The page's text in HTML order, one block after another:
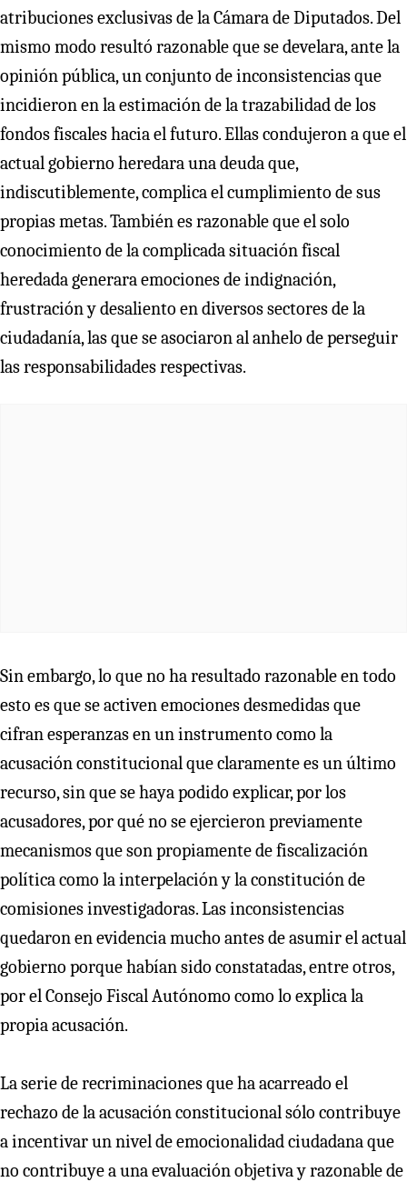
atribuciones exclusivas de la Cámara de Diputados. Del
mismo modo resultó razonable que se develara, ante la
opinión pública, un conjunto de inconsistencias que
incidieron en la estimación de la trazabilidad de los
fondos fiscales hacia el futuro. Ellas condujeron a que el
actual gobierno heredara una deuda que,
indiscutiblemente, complica el cumplimiento de sus
propias metas. También es razonable que el solo
conocimiento de la complicada situación fiscal
heredada generara emociones de indignación,
frustración y desaliento en diversos sectores de la
ciudadanía, las que se asociaron al anhelo de perseguir
las responsabilidades respectivas.
Sin embargo, lo que no ha resultado razonable en todo
esto es que se activen emociones desmedidas que
cifran esperanzas en un instrumento como la
acusación constitucional que claramente es un último
recurso, sin que se haya podido explicar, por los
acusadores, por qué no se ejercieron previamente
mecanismos que son propiamente de fiscalización
política como la interpelación y la constitución de
comisiones investigadoras. Las inconsistencias
quedaron en evidencia mucho antes de asumir el actual
gobierno porque habían sido constatadas, entre otros,
por el Consejo Fiscal Autónomo como lo explica la
propia acusación.
La serie de recriminaciones que ha acarreado el
rechazo de la acusación constitucional sólo contribuye
a incentivar un nivel de emocionalidad ciudadana que
no contribuye a una evaluación objetiva y razonable de